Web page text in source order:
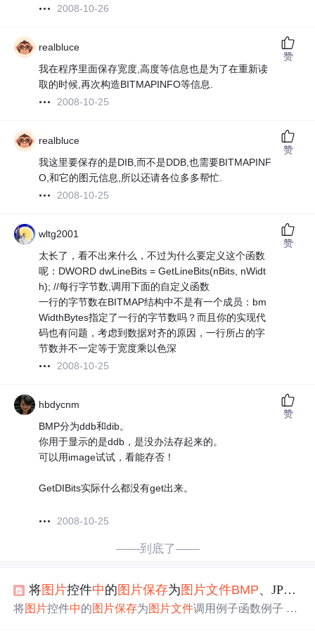
2008-10-26
realbluce
我在程序里面保存宽度,高度等信息也是为了在重新读
取的时候,再次构造BITMAPINFO等信息.
2008-10-25
赞
realbluce
我这里要保存的是DIB,而不是DDB,也需要BITMAPINF
O,和它的图元信息,所以还请各位多多帮忙.
2008-10-25
赞
wltg2001
太长了，看不出来什么，不过为什么要定义这个函数
呢：DWORD dwLineBits = GetLineBits(nBits, nWidt
h); //每行字节数,调用下面的自定义函数
一行的字节数在BITMAP结构中不是有一个成员：bm
WidthBytes指定了一行的字节数吗？而且你的实现代
码也有问题，考虑到数据对齐的原因，一行所占的字
节数并不一定等于宽度乘以色深
2008-10-25
赞
hbdycnm
BMP分为ddb和dib。
你用于显示的是ddb，是没办法存起来的。
可以用image试试，看能存否！
GetDIBits实际什么都没有get出来。
2008-10-25
赞
——到底了——
将图片控件中的 图片保存为 图片文件BMP、JPG、PNG、GIF、TIFF
将图片控件中的图片保存为图片文件调用例子函数例子 本